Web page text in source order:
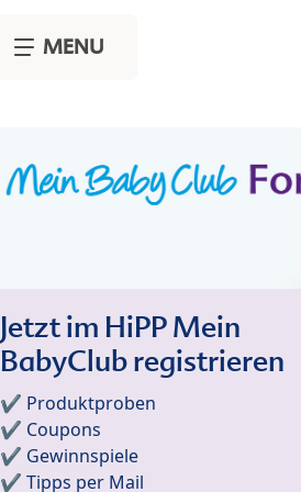
MENU
Jetzt im HiPP Mein
BabyClub registrieren
✔️ Produktproben
✔️ Coupons
✔️ Gewinnspiele
✔️ Tipps per Mail